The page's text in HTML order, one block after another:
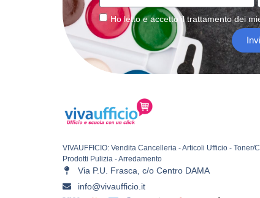
Ho letto e accetto iltrattamentodei
VIVAUFFICIO: Vendita Cancelleria - Articoli Ufficio - Toner/
Prodotti Pulizia - Arredamento
Via P.U. Frasca, c/o Centro DAMA
info@vivaufficio.it